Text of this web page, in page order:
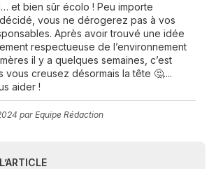
et bien sûr écolo ! Peu importe
décidé, vous ne dérogerez pas à vos
Après avoir trouvé une idée
respectueuse de l’environnement
il y a quelques semaines, c’est
vous creusez désormais la tête 🤔....
aider !
par Equipe Rédaction